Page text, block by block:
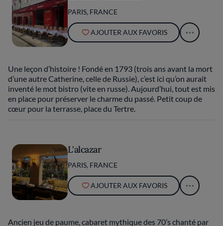
PARIS, FRANCE
AJOUTER AUX FAVORIS
Une leçon d’histoire ! Fondé en 1793 (trois ans avant la mort
d’une autre Catherine, celle de Russie), c’est ici qu’on aurait
inventé le mot bistro (vite en russe). Aujourd’hui, tout est mis
en place pour préserver le charme du passé. Petit coup de
cœur pour la terrasse, place du Tertre.
L'alcazar
PARIS, FRANCE
AJOUTER AUX FAVORIS
Ancien jeu de paume, cabaret mythique des 70’s chanté par